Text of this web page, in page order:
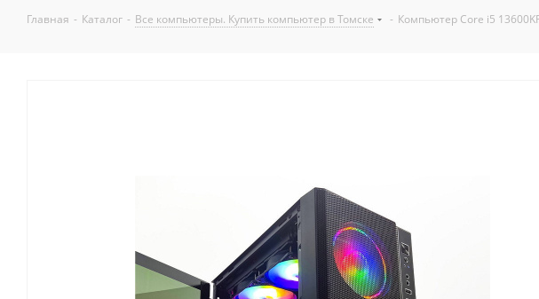
Главная - Каталог - Все компьютеры. Купить компьютер в Томске - Компьютер Core i5